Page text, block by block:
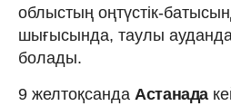
облыстың оңтүстік-
шығысында, таулы
болады.
9 желтоқсанда Астанада